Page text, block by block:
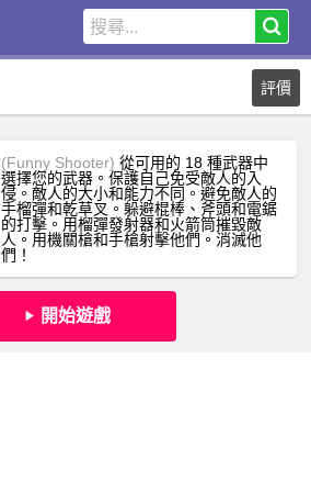
評價
(Funny Shooter) 從可用的 18 種武器中
選擇您的武器。保護自己免受敵人的入
侵。敵人的大小和能力不同。避免敵人的
手榴彈和乾草叉。躲避棍棒、斧頭和電鋸
的打擊。用榴彈發射器和火箭筒摧毀敵
人。用機關槍和手槍射擊他們。消滅他
們！
開始遊戲